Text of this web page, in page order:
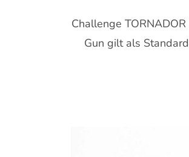
Challenge
Gun gilt als